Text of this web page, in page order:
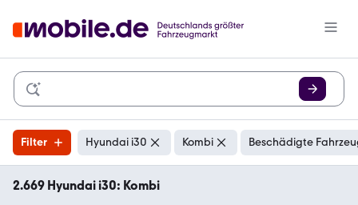
Filter Hyundai i30 Kombi Beschädigte
2.669 Hyundai i30: Kombi